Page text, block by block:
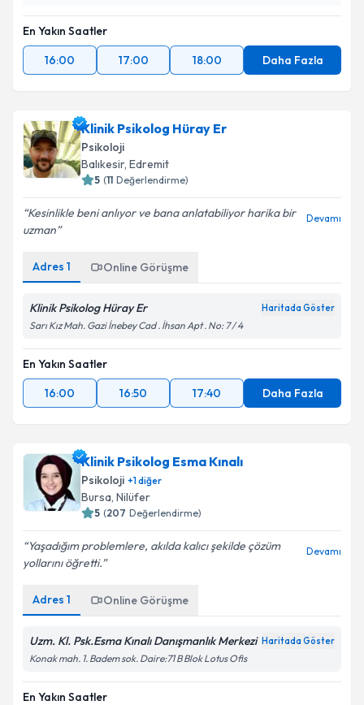
En Yakın Saatler
16:00
17:00 18:00 Daha Fazla
Klinik Psikolog Hüray Er
Psikoloji
Balıkesir, Edremit
5 (11 Değerlendirme)
Kesinlikle beni anlıyor ve bana anlatabiliyor harika bir
uzman
Devamı
Adres 1 Online Görüşme
Klinik Psikolog Hüray Er Haritada Göster
Sarı Kız Mah. Gazi İnebey Cad . İhsan Apt . No: 7 / 4
En Yakın Saatler
16:00
16:50 17:40 Daha Fazla
Klinik Psikolog Esma Kınalı
Psikoloji +1diğer
Bursa, Nilüfer
5 (207 Değerlendirme)
Yaşadığım problemlere, akılda kalıcı şekilde çözüm
yollarını öğretti.
Devamı
Adres 1 Online Görüşme
Uzm. Kl. Psk.Esma Kınalı Danışmanlık Merkezi Haritada Göster
Konak mah. 1. Badem sok. Daire:71 B Blok Lotus Ofis
En Yakın Saatler